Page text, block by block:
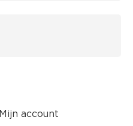
Mijn account